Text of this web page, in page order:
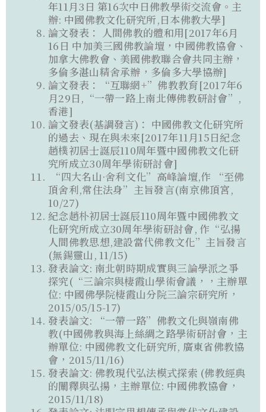
年11月3日 第16次中日佛教學術交流會。主
辦: 中國佛教文化研究所,日本佛教大學]
論文發表： 人間佛教的體和用[2017年6月
16日 中加美三國佛教論壇，中國佛教協會、
加拿大佛教會、美國佛教聯合會共同主辦，
多倫多湛山精舍承辦，多倫多大學協辦]
論文發表：“互聯網+”佛教教育[2017年6
月29日,“一帶一路上南北傳佛教研討會”,
香港]
論文發表(基調發言)： 中國佛教文化研究所
的過去、現在與未來[2017年11月15日紀念
趙樸初居士誕辰110周年暨中國佛教文化研
究所成立30周年學術研討會]
“四大名山·舍利文化”高峰論壇,作 “至佛
頂舍利,常住法身”主旨發言(南京佛頂宮,
10/27)
紀念趙朴初居士誕辰110周年暨中國佛教文
化研究所成立30周年學術研討會, 作“弘揚
人間佛教思想,建設當代佛教文化”主旨發言
(無鍚靈山, 11/15)
發表論文: 南北朝時期成實與三論學派之爭
探究(“三論宗與棲霞山學術會議，，主辦單
位: 中國佛學院棲霞山分院三論宗研究所，
2015/05/15-17)
發表論文: “一帶一路”佛教文化與嶺南佛
教(中國佛教與海上絲綢之路學術研討會，主
辦單位: 中國佛教文化研究所, 廣東省佛教協
會，2015/11/16)
發表論文: 佛教現代弘法模式探索 (佛教經典
的闡釋與弘揚，主辦單位: 中國佛教協會，
2015/11/18)